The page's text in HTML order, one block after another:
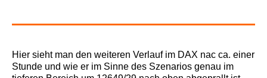
Hier sieht man den weiteren Verlauf im DAX nac ca. einer
Stunde und wie er im Sinne des Szenarios genau im